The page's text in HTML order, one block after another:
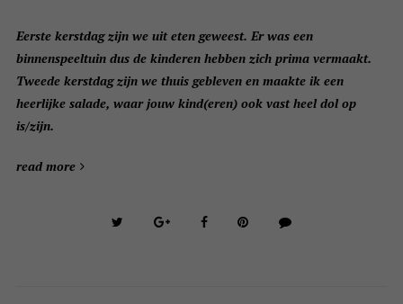
Eerste kerstdag zijn we uit eten geweest. Er was een
binnenspeeltuin dus de kinderen hebben zich prima vermaakt.
Tweede kerstdag zijn we thuis gebleven en maakte ik een
heerlijke salade, waar jouw kind(eren) ook vast heel dol op
is/zijn.
read more